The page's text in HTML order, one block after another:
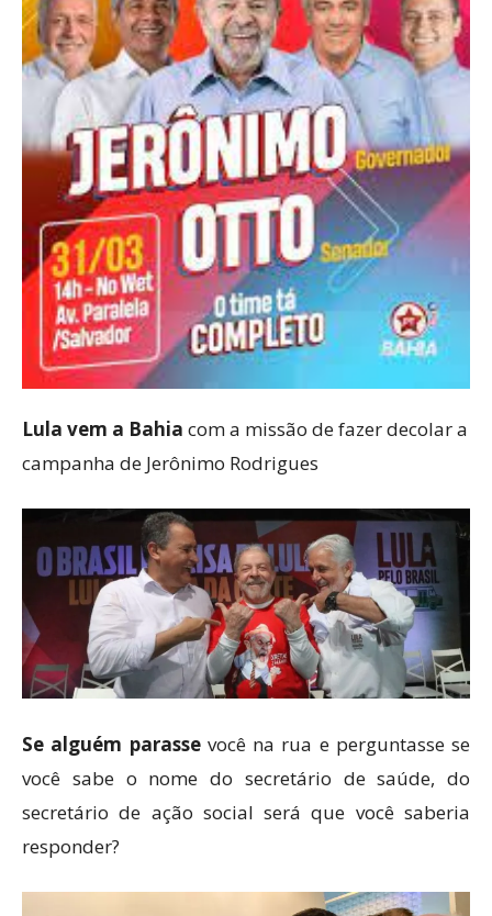
Lula vem a Bahia com a missão de fazer decolar a
campanha de Jerônimo Rodrigues
Se alguém parassevocê na rua e perguntasse se
você sabe o nome do secretário de saúde, do
secretário de ação social será que você saberia
responder?